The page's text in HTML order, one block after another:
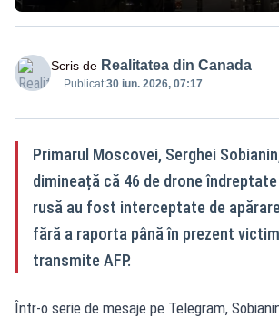
Scris de Realitatea din Canada
Publicat:30 iun. 2026, 07:17
Primarul Moscovei, Serghei
dimineață că 46 de drone
rusă au fost interceptate de
fără a raporta până în prezent
transmite AFP.
Într-o serie de mesaje pe Telegram,